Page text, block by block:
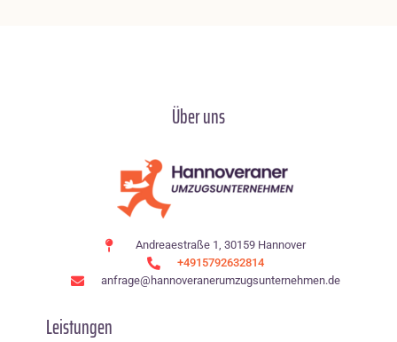
Über uns
Andreaestraße 1, 30159 Hannover
+4915792632814
anfrage@hannoveranerumzugsunternehmen.de
Leistungen